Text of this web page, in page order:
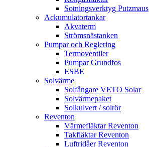
Sotningsverktyg Putzmaus
Ackumulatortankar
Akvaterm
Strömsnästanken
Pumpar och Reglering
Termoventiler
Pumpar Grundfos
ESBE
Solvärme
Solfångare VETO Solar
Solvärmepaket
Solkulvert / solrör
Reventon
Värmefläktar Reventon
Takfläktar Reventon
Luftridåer Reventon